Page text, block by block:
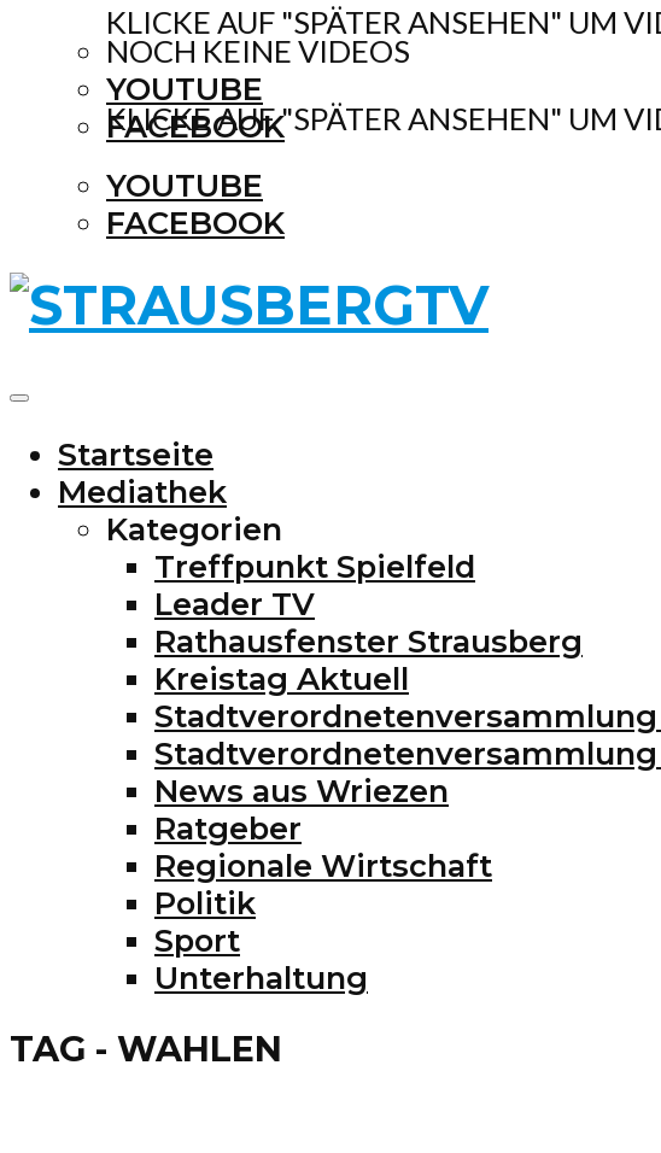
KLICKE AUF "SPÄTER ANSEHEN" UM
YOUTUBE
FACEBOOK
NOCH KEINE VIDEOS
KLICKE AUF "SPÄTER ANSEHEN" UM
YOUTUBE
FACEBOOK
Startseite
Mediathek
Kategorien
Treffpunkt Spielfeld
Leader TV
Rathausfenster Strausberg
Kreistag Aktuell
News aus Wriezen
Ratgeber
Regionale Wirtschaft
Politik
Sport
Unterhaltung
TAG - WAHLEN